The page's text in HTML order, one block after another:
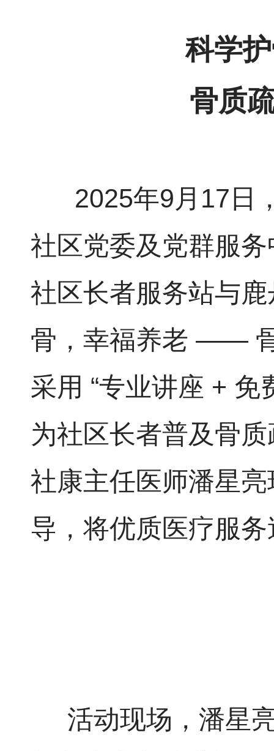
科学
骨质
2025年9月17日
社区党委及党群服
社区长者服务站与
骨，幸福养老 ——
采用 “专业讲座 + 免
为社区长者普及骨
社康主任医师潘星
导，将优质医疗服务
活动现场，潘星